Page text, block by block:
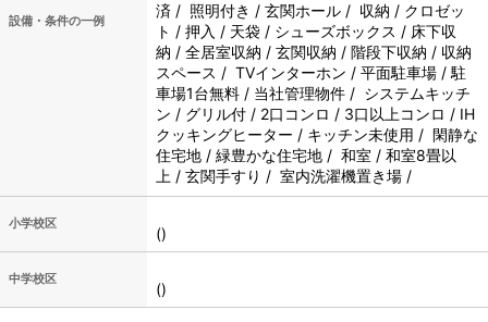
設備・条件の一例
済 / 照明付き / 玄関ホール / 収納 / クロゼッ
ト / 押入 / 天袋 / シューズボックス / 床下収
納 / 全居室収納 / 玄関収納 / 階段下収納 / 収納
スペース / TVインターホン / 平面駐車場 / 駐
車場1台無料 / 当社管理物件 / システムキッチ
ン / グリル付 / 2口コンロ / 3口以上コンロ / IH
クッキングヒーター / キッチン未使用 / 閑静な
住宅地 / 緑豊かな住宅地 / 和室 / 和室8畳以
上 / 玄関手すり / 室内洗濯機置き場 /
小学校区
()
中学校区
()